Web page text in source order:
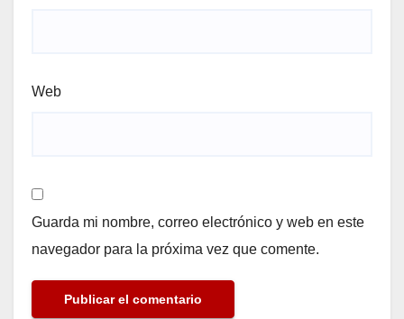
Web
Guarda mi nombre, correo electrónico y web en este
navegador para la próxima vez que comente.